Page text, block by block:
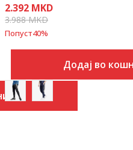
2.392 MKD
3.988MKD
Попуст40%
Додај во